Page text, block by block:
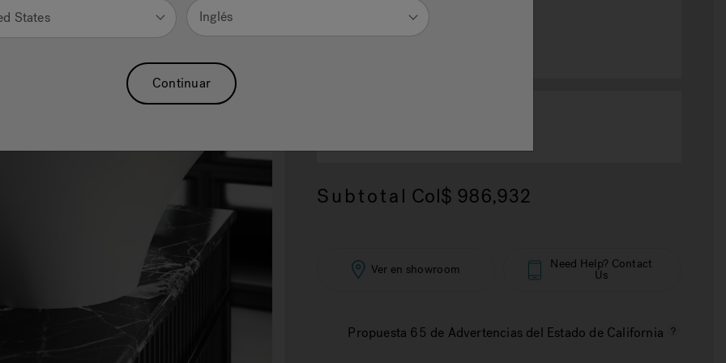
Subtotal Col$ 986,932
Ver en showroom Need Help? Contact
Us
Propuesta 65 de Advertencias del Estado de California
States Inglés
Continuar